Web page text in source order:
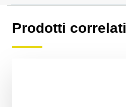
Prodotti correlati